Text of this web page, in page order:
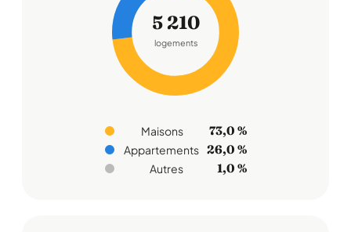
5 210
logements
Maisons 73,0 %
Appartements 26,0 %
Autres 1,0 %